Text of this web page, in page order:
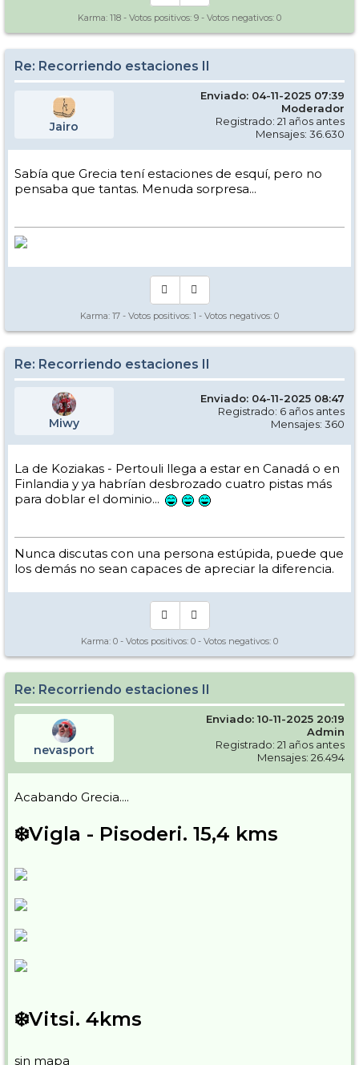
Karma: 118 - Votos positivos: 9 - Votos negativos: 0
Re: Recorriendo estaciones II
Jairo
Enviado: 04-11-2025 07:39
Moderador
Registrado: 21 años antes
Mensajes: 36.630
Sabía que Grecia tení estaciones de esquí, pero no
pensaba que tantas. Menuda sorpresa...
Karma: 17 - Votos positivos: 1 - Votos negativos: 0
Re: Recorriendo estaciones II
Miwy
Enviado: 04-11-2025 08:47
Registrado: 6 años antes
Mensajes: 360
La de Koziakas - Pertouli llega a estar en Canadá o en
Finlandia y ya habrían desbrozado cuatro pistas más
para doblar el dominio...
Nunca discutas con una persona estúpida, puede que
los demás no sean capaces de apreciar la diferencia.
Karma: 0 - Votos positivos: 0 - Votos negativos: 0
Re: Recorriendo estaciones II
nevasport
Enviado: 10-11-2025 20:19
Admin
Registrado: 21 años antes
Mensajes: 26.494
Acabando Grecia....
❄️Vigla - Pisoderi. 15,4 kms
❄️Vitsi. 4kms
sin mapa